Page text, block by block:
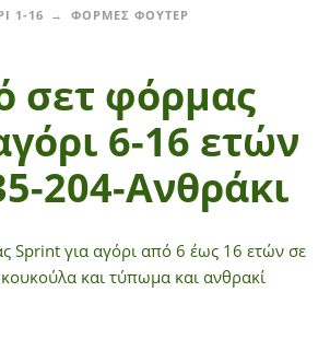
1-16 ΦΟΡΜΕΣ ΦΟΥΤΕΡ
σετ φόρμας
6-16 ετών
204-Ανθράκι
Sprint για αγόρι από 6 έως 16 ετών σε
και τύπωμα και ανθρακί